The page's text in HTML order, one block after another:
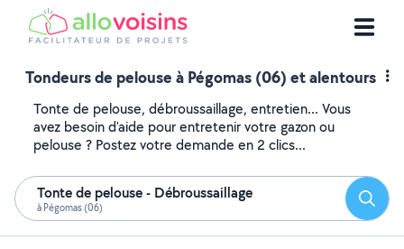
Tondeurs de pelouse à Pégomas (06) et alentours
Tonte de pelouse, débroussaillage, entretien... Vous
avez besoin d'aide pour entretenir votre gazon ou
pelouse ? Postez votre demande en 2 clics...
Tonte de pelouse - Débroussaillage
à Pégomas (06)